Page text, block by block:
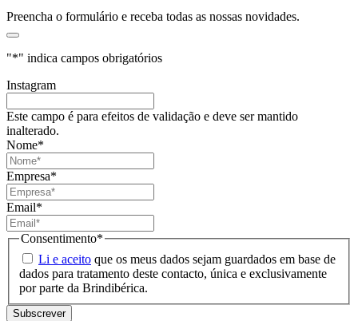
Preencha o formulário e receba todas as nossas novidades.
"*" indica campos obrigatórios
Instagram
Este campo é para efeitos de validação e deve ser mantido
inalterado.
Nome*
Empresa*
Email*
Consentimento*
Li e aceito que os meus dados sejam guardados em base de
dados para tratamento deste contacto, única e exclusivamente
por parte da Brindibérica.